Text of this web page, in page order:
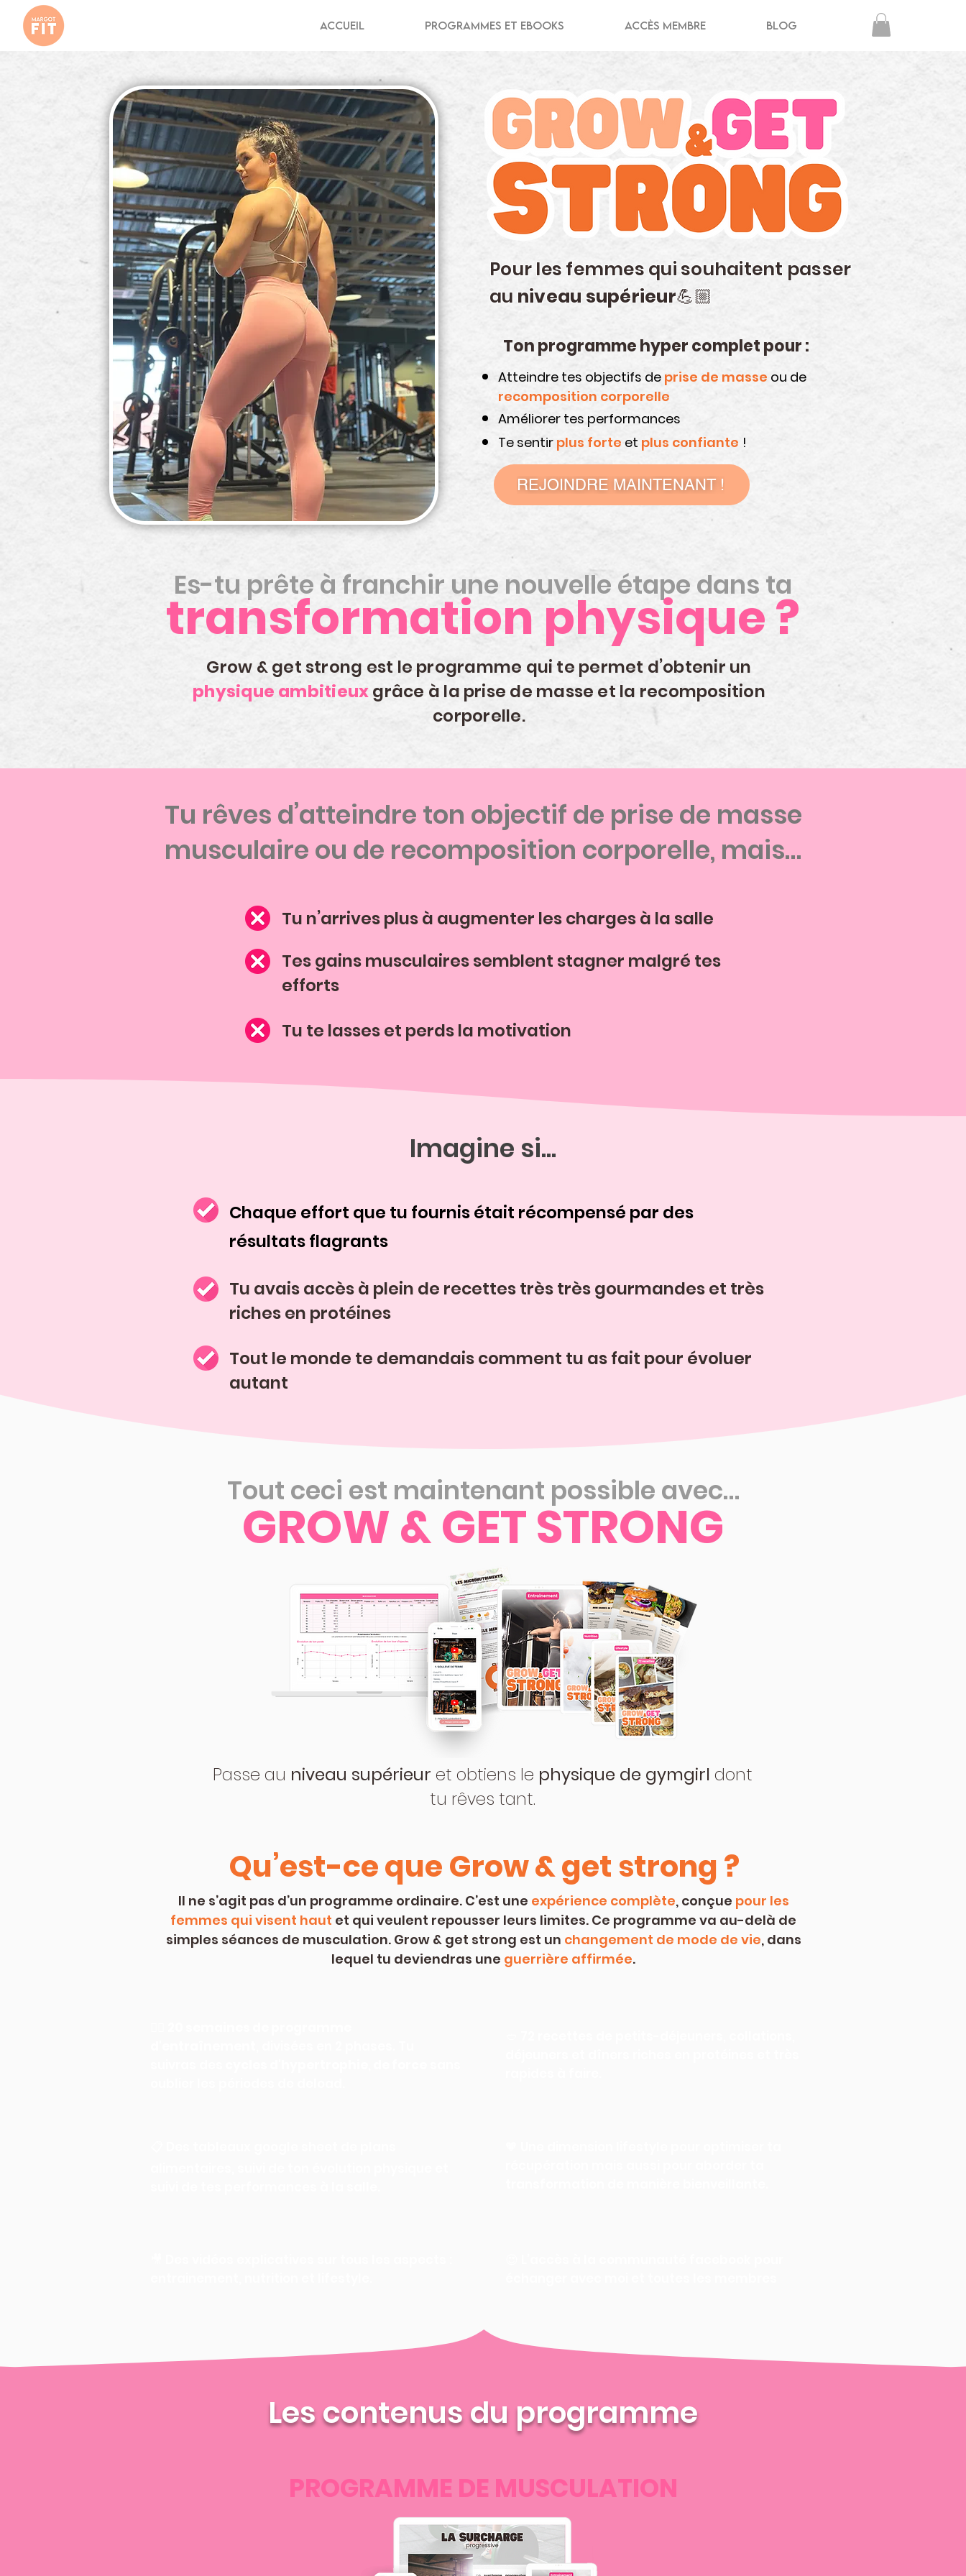
Accueil Programmes et ebooks Accès membre Blog
Pour les femmes qui souhaitent passer
au niveau supérieur💪🏼
Ton programme hyper complet pour :
Atteindre tes objectifs de prise de masse ou de
recomposition corporelle
Améliorer tes performances
Te sentir plus forte et plus confiante !
REJOINDRE MAINTENANT !
Es-tu prête à franchir une nouvelle étape dans ta
transformation physique ?
Grow & get strong est le programme qui te permet d’obtenir un
physique ambitieuxgrâce à la prise de masse et la recomposition
corporelle.
Tu rêves d’atteindre ton objectif de prise de masse
musculaire ou de recomposition corporelle, mais…
Tu n’arrives plus à augmenter les charges à la salle
Tes gains musculaires semblent stagner malgré tes
efforts
Tu te lasses et perds la motivation
Imagine si...
Chaque effort que tu fournis était récompensé par des
résultats flagrants
Tu avais accès à plein de recettes très très gourmandes et très
riches en protéines
Tout le monde te demandais comment tu as fait pour évoluer
autant
Tout ceci est maintenant possible avec…
GROW & GET STRONG
Passe au niveau supérieur et obtiens le physique de gymgirl dont
tu rêves tant.
Qu’est-ce que Grow & get strong ?
Il ne s’agit pas d’un programme ordinaire. C’est une expérience complète, conçue pour les
femmes qui visent haut et qui veulent repousser leurs limites. Ce programme va au-delà de
simples séances de musculation. Grow & get strong est un changement de mode de vie, dans
lequel tu deviendras une guerrière affirmée.
Les contenus du programme
PROGRAMME DE MUSCULATION